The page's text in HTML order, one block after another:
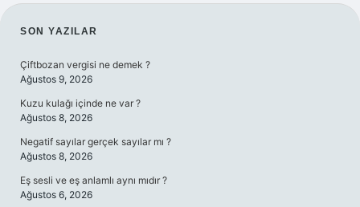
SIDEBAR
SON YAZILAR
Çiftbozan vergisi ne demek ?
Ağustos 9, 2026
Kuzu kulağı içinde ne var ?
Ağustos 8, 2026
Negatif sayılar gerçek sayılar mı ?
Ağustos 8, 2026
Eş sesli ve eş anlamlı aynı mıdır ?
Ağustos 6, 2026